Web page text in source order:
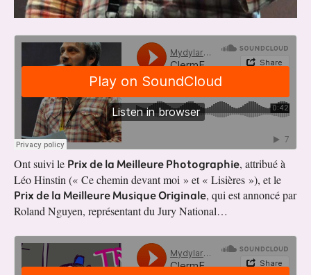
Ont suivi le Prix de la Meilleure Photographie, attribué à
Léo Hinstin (« Ce chemin devant moi » et « Lisières »), et le
Prix de la Meilleure Musique Originale, qui est annoncé par
Roland Nguyen, représentant du Jury National…